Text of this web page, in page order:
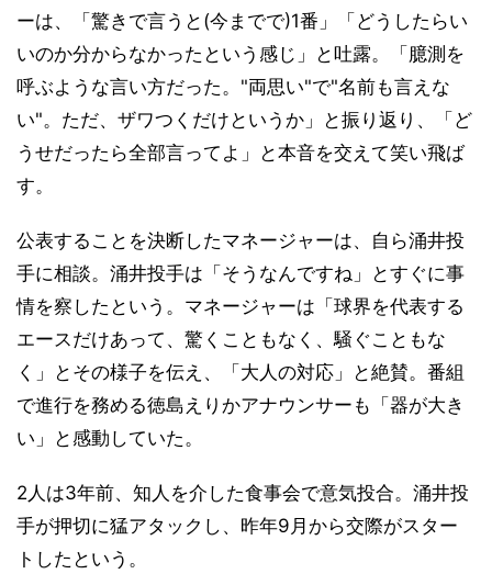
ーは、「驚きで言うと(今までで)1番」「どうしたらい
いのか分からなかったという感じ」と吐露。「臆測を
呼ぶような言い方だった。"両思い"で"名前も言えな
い"。ただ、ザワつくだけというか」と振り返り、「ど
うせだったら全部言ってよ」と本音を交えて笑い飛ば
す。
公表することを決断したマネージャーは、自ら涌井投
手に相談。涌井投手は「そうなんですね」とすぐに事
情を察したという。マネージャーは「球界を代表する
エースだけあって、驚くこともなく、騒ぐこともな
く」とその様子を伝え、「大人の対応」と絶賛。番組
で進行を務める徳島えりかアナウンサーも「器が大き
い」と感動していた。
2人は3年前、知人を介した食事会で意気投合。涌井投
手が押切に猛アタックし、昨年9月から交際がスター
トしたという。